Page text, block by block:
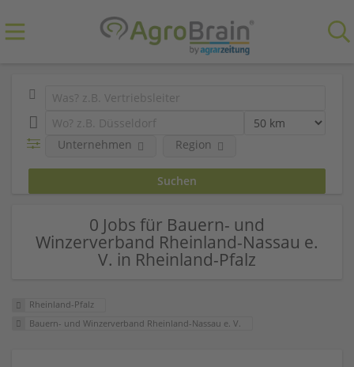
Unternehmen Region
0 Jobs für Bauern- und
Winzerverband Rheinland-Nassau e.
V. in Rheinland-Pfalz
Rheinland-Pfalz
Bauern- und Winzerverband Rheinland-Nassau e. V.